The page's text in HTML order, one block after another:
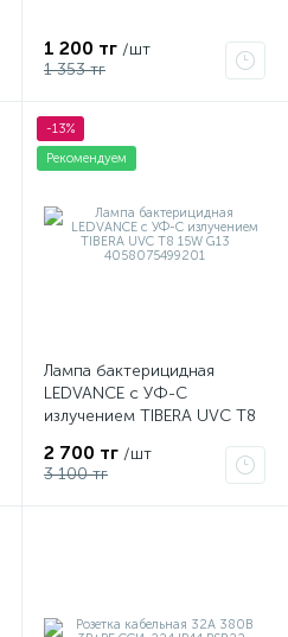
1 200 тг /шт
1 353 тг
-13%
Рекомендуем
Лампа бактерицидная
LEDVANCE с УФ-С
излучением TIBERA UVC T8
2 700 тг /шт
3 100 тг